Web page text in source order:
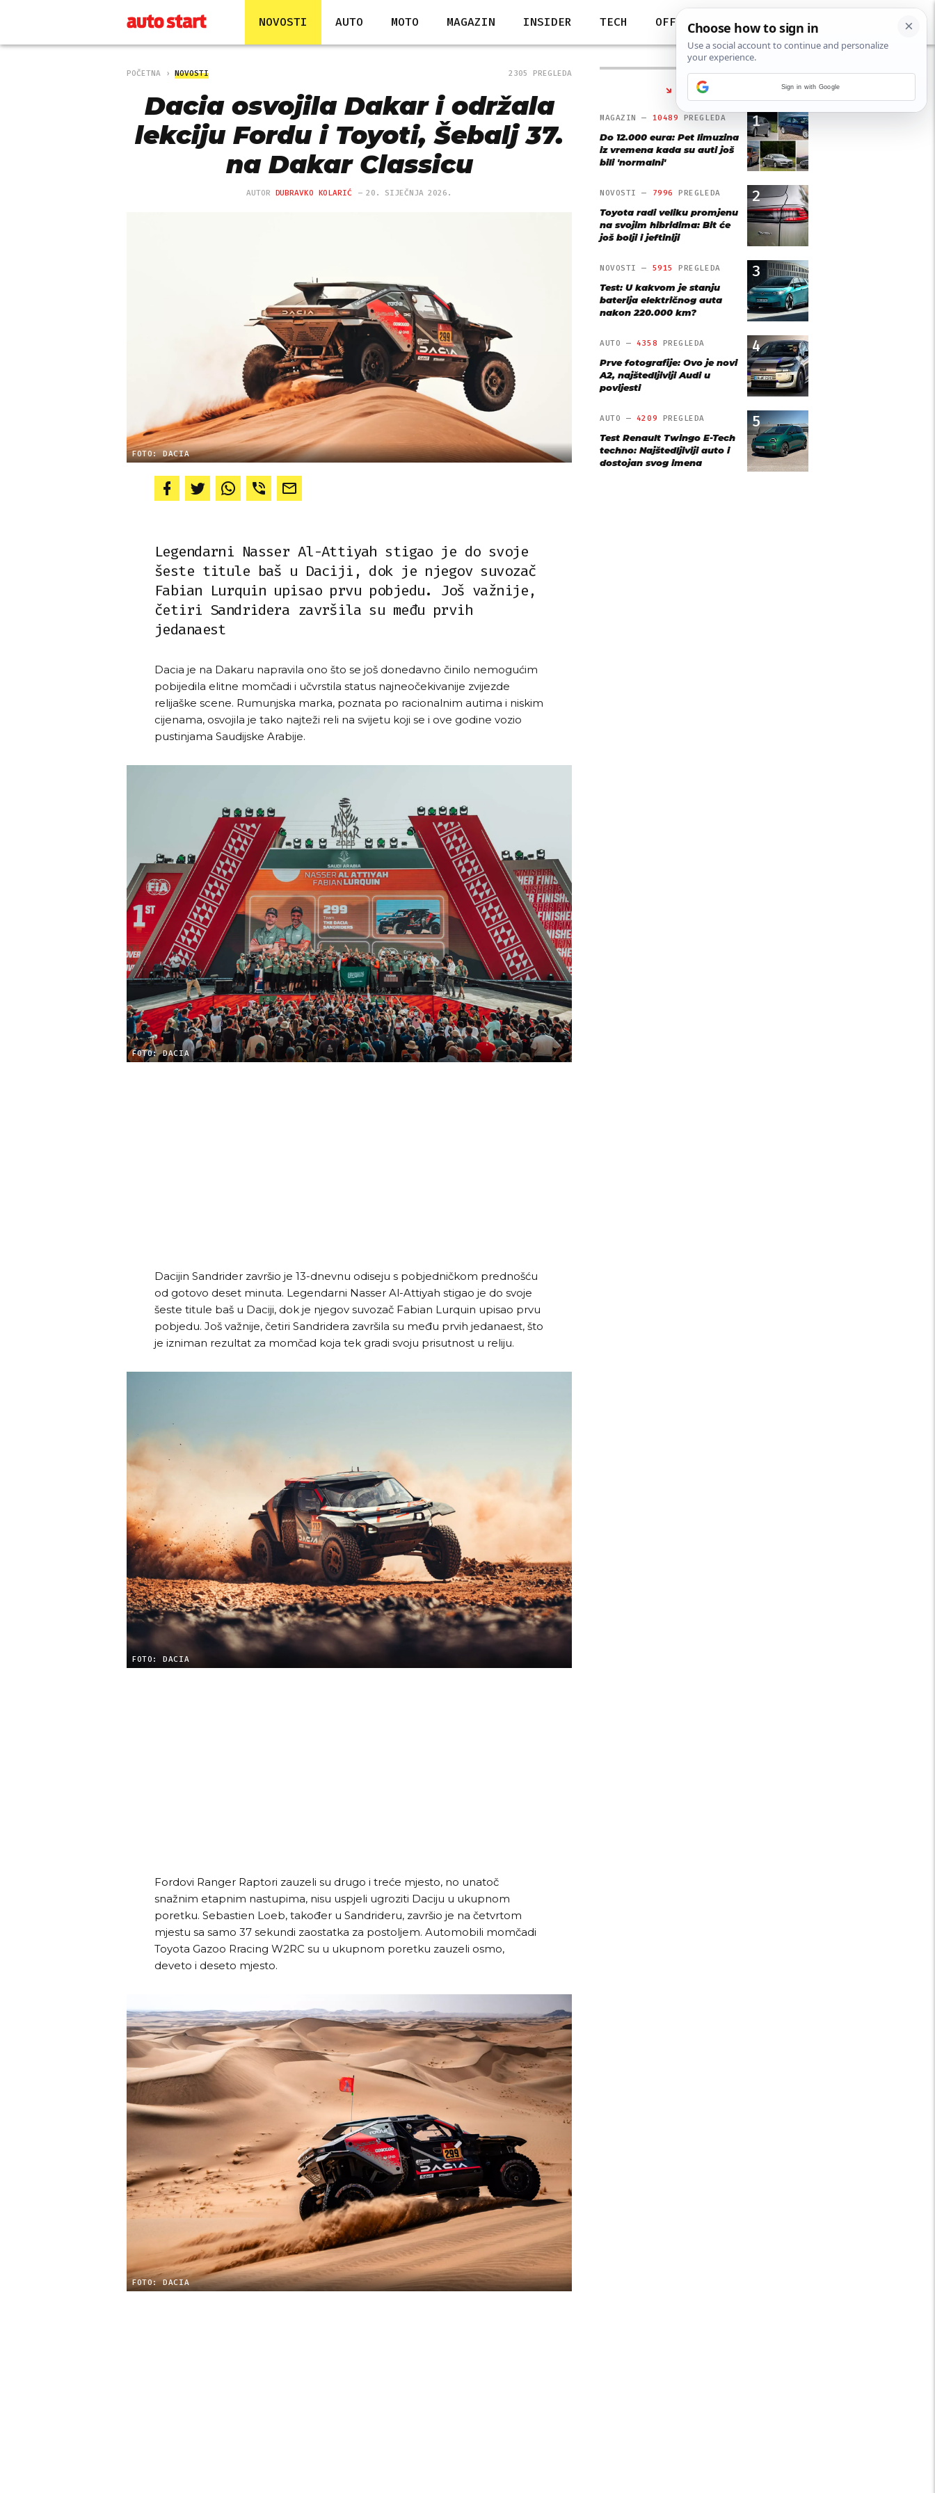
NOVOSTI AUTO MOTO MAGAZIN INSIDER TECH OFF
POČETNA NOVOSTI 2305 PREGLEDA
Dacia osvojila Dakar i održala
lekciju Fordu i Toyoti, Šebalj 37.
na Dakar Classicu
AUTOR DUBRAVKO KOLARIĆ 20. SIJEČNJA 2026.
FOTO: DACIA
Legendarni Nasser Al-Attiyah stigao je do svoje
šeste titule baš u Daciji, dok je njegov suvozač
Fabian Lurquin upisao prvu pobjedu. Još važnije,
četiri Sandridera završila su među prvih
jedanaest
Dacia je na Dakaru napravila ono što se još donedavno činilo nemogućim
pobijedila elitne momčadi i učvrstila status najneočekivanije zvijezde
relijaške scene. Rumunjska marka, poznata po racionalnim autima i niskim
cijenama, osvojila je tako najteži reli na svijetu koji se i ove godine vozio
pustinjama Saudijske Arabije.
FOTO: DACIA
Dacijin Sandrider završio je 13-dnevnu odiseju s pobjedničkom prednošću
od gotovo deset minuta. Legendarni Nasser Al-Attiyah stigao je do svoje
šeste titule baš u Daciji, dok je njegov suvozač Fabian Lurquin upisao prvu
pobjedu. Još važnije, četiri Sandridera završila su među prvih jedanaest, što
je izniman rezultat za momčad koja tek gradi svoju prisutnost u reliju.
FOTO: DACIA
Fordovi Ranger Raptori zauzeli su drugo i treće mjesto, no unatoč
snažnim etapnim nastupima, nisu uspjeli ugroziti Daciju u ukupnom
poretku. Sebastien Loeb, također u Sandrideru, završio je na četvrtom
mjestu sa samo 37 sekundi zaostatka za postoljem. Automobili momčadi
Toyota Gazoo Rracing W2RC su u ukupnom poretku zauzeli osmo,
deveto i deseto mjesto.
FOTO: DACIA
NAJČITANIJE
1
MAGAZIN — 10489 PREGLEDA
Do 12.000 eura: Pet limuzina
iz vremena kada su auti još
bili 'normalni'
2
NOVOSTI — 7996 PREGLEDA
Toyota radi veliku promjenu
na svojim hibridima: Bit će
još bolji i jeftiniji
3
NOVOSTI — 5915 PREGLEDA
Test: U kakvom je stanju
baterija električnog auta
nakon 220.000 km?
4
AUTO — 4358 PREGLEDA
Prve fotografije: Ovo je novi
A2, najštedljiviji Audi u
povijesti
5
AUTO — 4209 PREGLEDA
Test Renault Twingo E-Tech
techno: Najštedljiviji auto i
dostojan svog imena
Sign in with Google